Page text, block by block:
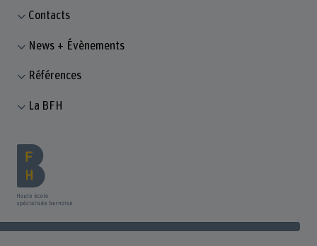
Contacts
News + Évènements
Références
La BFH